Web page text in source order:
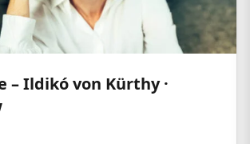
– Ildikó von Kürthy ·